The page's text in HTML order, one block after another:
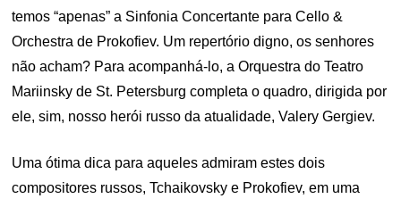
temos “apenas” a Sinfonia Concertante para Cello &
Orchestra de Prokofiev. Um repertório digno, os senhores
não acham? Para acompanhá-lo, a Orquestra do Teatro
Mariinsky de St. Petersburg completa o quadro, dirigida por
ele, sim, nosso herói russo da atualidade, Valery Gergiev.
Uma ótima dica para aqueles admiram estes dois
compositores russos, Tchaikovsky e Prokofiev, em uma